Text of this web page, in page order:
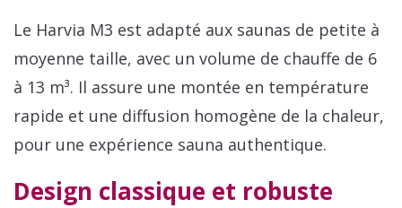
Le Harvia M3 est adapté aux saunas de petite à
moyenne taille, avec un volume de chauffe de 6
à 13 m³. Il assure une montée en température
rapide et une diffusion homogène de la chaleur,
pour une expérience sauna authentique.
Design classique et robuste